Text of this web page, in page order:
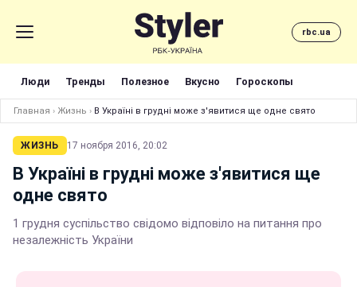
rbc.ua
Люди Тренды Полезное Вкусно Гороскопы
Главная › Жизнь › В Україні в грудні може з'явитися ще одне свято
ЖИЗНЬ 17 ноября 2016, 20:02
В Україні в грудні може з'явитися ще
одне свято
1 грудня суспільство свідомо відповіло на питання про
незалежність України